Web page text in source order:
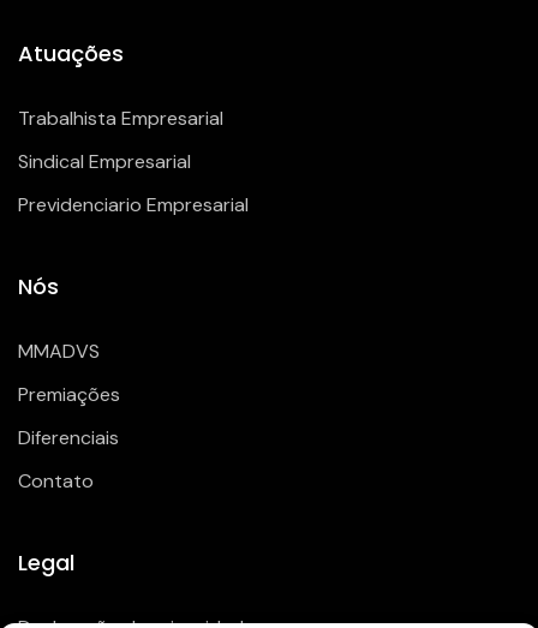
Atuações
Trabalhista Empresarial
Sindical Empresarial
Previdenciario Empresarial
Nós
MMADVS
Premiações
Diferenciais
Contato
Legal